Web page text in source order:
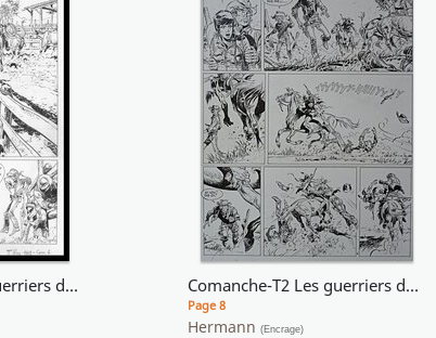
Comanche : 2. Les guerriers du désespoir Comanche-T2 Les guerriers du désespoir
Page 8
Hermann (Encrage)